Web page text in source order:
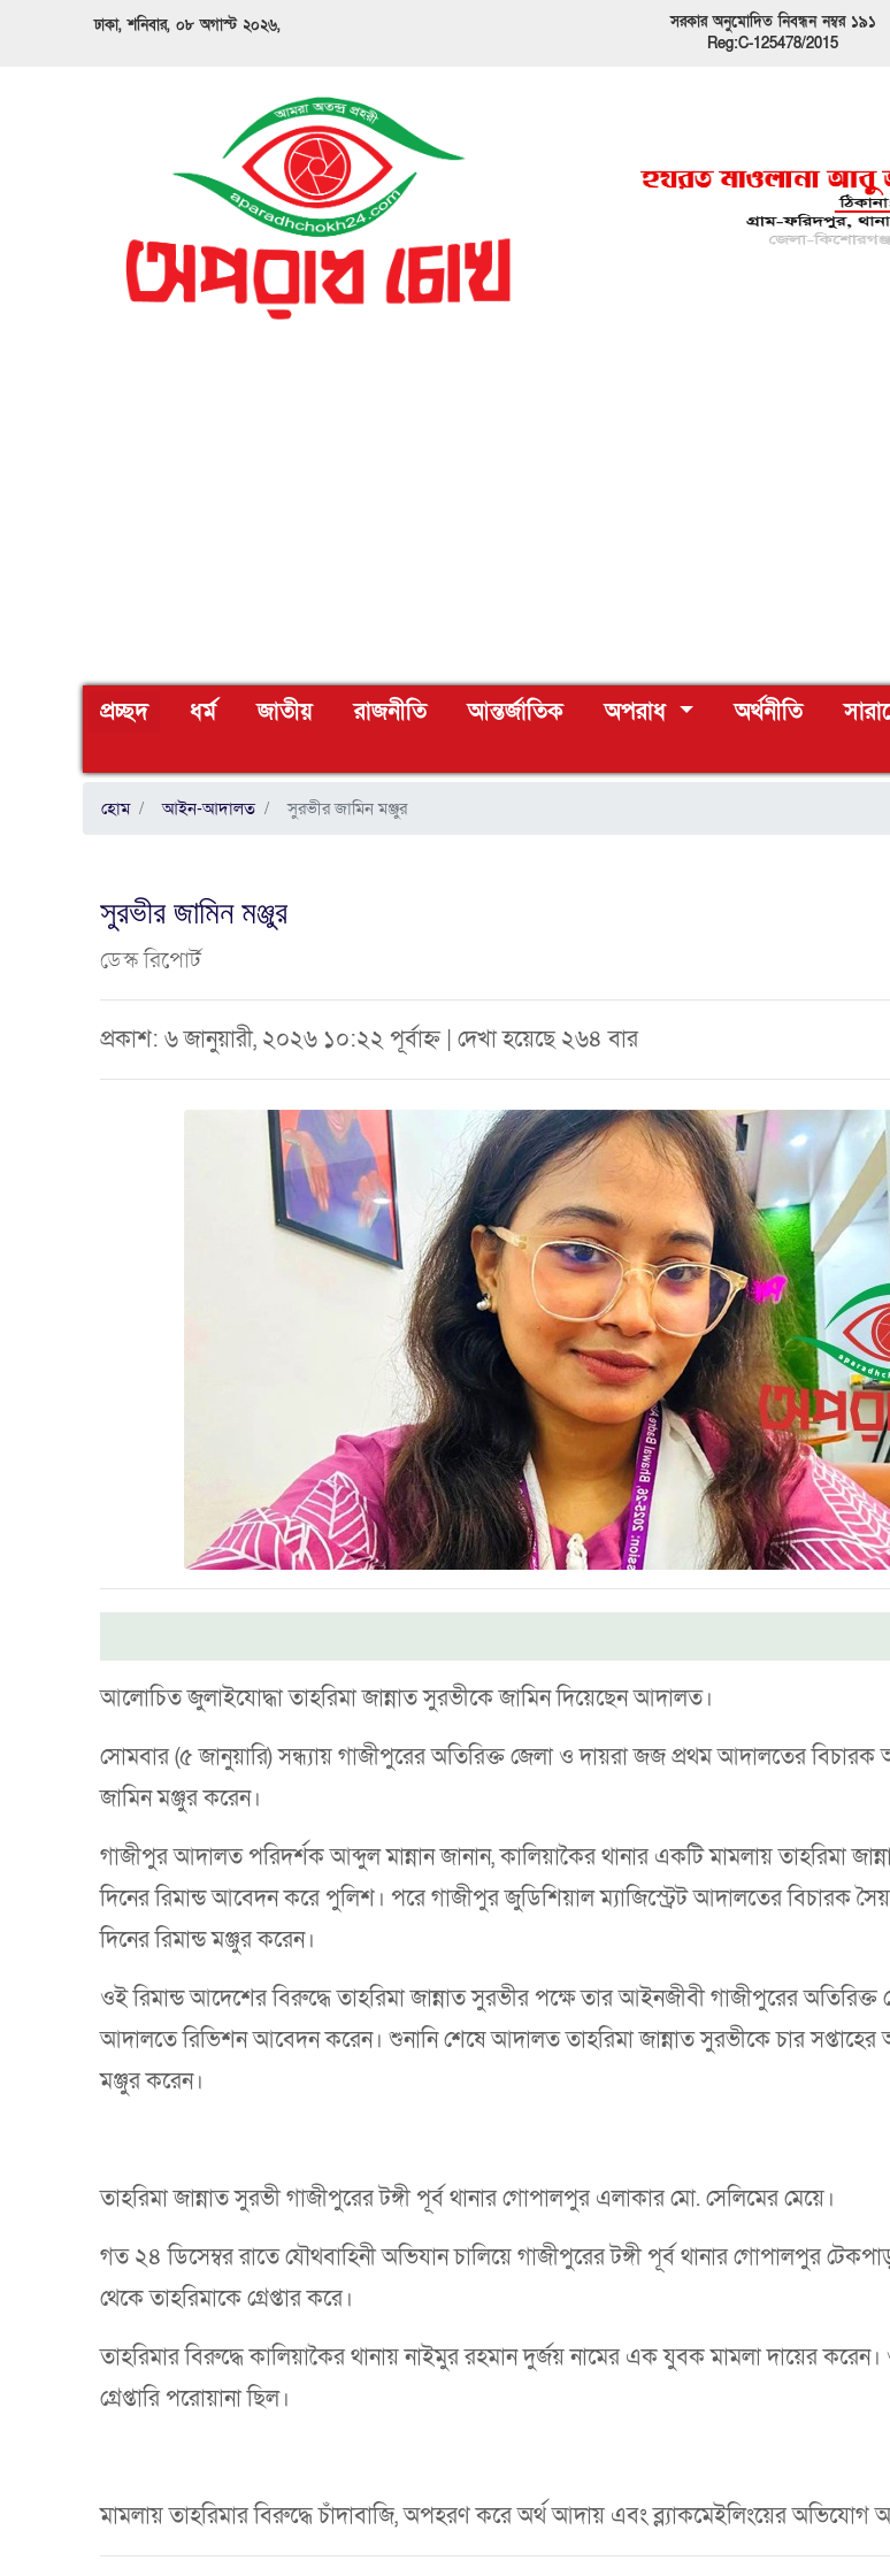
ঢাকা, শনিবার, ০৮ অগাস্ট ২০২৬,
সরকার অনুমোদিত নিবন্ধন নম্বর ১৯১
Reg:C-125478/2015
প্রচ্ছদ(CURRENT)
ধর্ম জাতীয় রাজনীতি আন্তর্জাতিক অপরাধ অর্থনীতি
হোম আইন-আদালত সুরভীর জামিন মঞ্জুর
সুরভীর জামিন মঞ্জুর
ডেস্ক রিপোর্ট
প্রকাশ: ৬ জানুয়ারী, ২০২৬ ১০:২২ পূর্বাহ্ন | দেখা হয়েছে ২৬৪ বার
আলোচিত জুলাইযোদ্ধা তাহরিমা জান্নাত সুরভীকে জামিন দিয়েছেন আদালত।
সোমবার (৫ জানুয়ারি) সন্ধ্যায় গাজীপুরের অতিরিক্ত জেলা ও দায়রা জজ প্রথম আদালতের বিচারক
জামিন মঞ্জুর করেন।
গাজীপুর আদালত পরিদর্শক আব্দুল মান্নান জানান, কালিয়াকৈর থানার একটি মামলায় তাহরিমা
দিনের রিমান্ড আবেদন করে পুলিশ। পরে গাজীপুর জুডিশিয়াল ম্যাজিস্ট্রেট আদালতের বিচারক
দিনের রিমান্ড মঞ্জুর করেন।
ওই রিমান্ড আদেশের বিরুদ্ধে তাহরিমা জান্নাত সুরভীর পক্ষে তার আইনজীবী গাজীপুরের
আদালতে রিভিশন আবেদন করেন। শুনানি শেষে আদালত তাহরিমা জান্নাত সুরভীকে চার সপ্তাহের
মঞ্জুর করেন।
তাহরিমা জান্নাত সুরভী গাজীপুরের টঙ্গী পূর্ব থানার গোপালপুর এলাকার মো. সেলিমের মেয়ে।
গত ২৪ ডিসেম্বর রাতে যৌথবাহিনী অভিযান চালিয়ে গাজীপুরের টঙ্গী পূর্ব থানার গোপালপুর
থেকে তাহরিমাকে গ্রেপ্তার করে।
তাহরিমার বিরুদ্ধে কালিয়াকৈর থানায় নাইমুর রহমান দুর্জয় নামের এক যুবক মামলা দায়ের
গ্রেপ্তারি পরোয়ানা ছিল।
মামলায় তাহরিমার বিরুদ্ধে চাঁদাবাজি, অপহরণ করে অর্থ আদায় এবং ব্ল্যাকমেইলিংয়ের অভিযোগ